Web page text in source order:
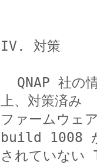
IV. 対策
上、対策済み
ファームウェ
build 1008
されていな